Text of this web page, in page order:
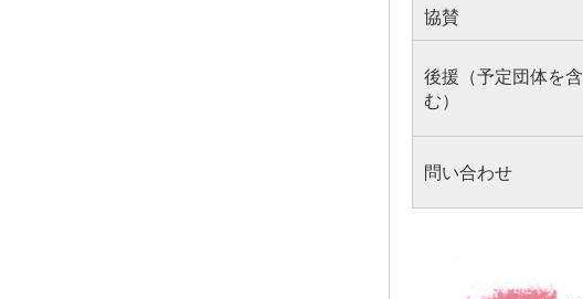
協賛
後援（予定団体を含
む）
問い合わせ